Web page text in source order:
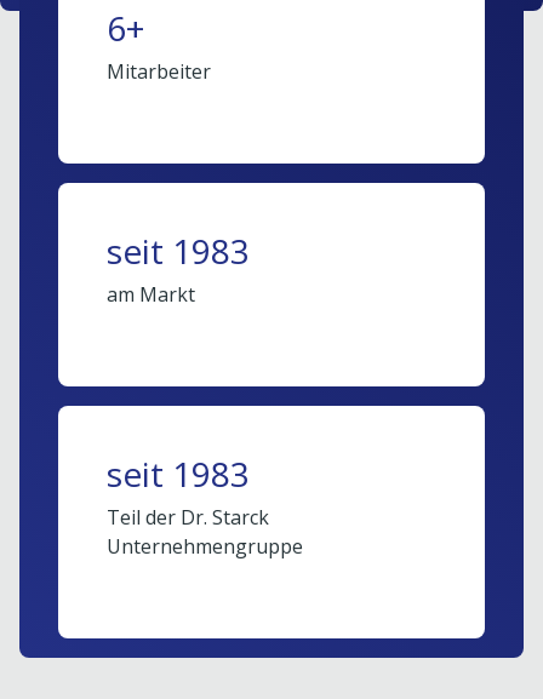
6+
Mitarbeiter
seit 1983
am Markt
seit 1983
Teil der Dr. Starck
Unternehmengruppe